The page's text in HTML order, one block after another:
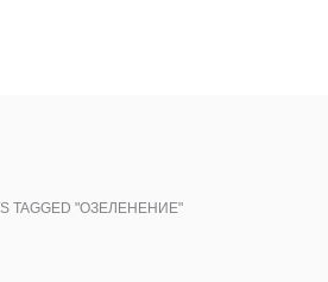
TAGGED "ОЗЕЛЕНЕНИЕ"